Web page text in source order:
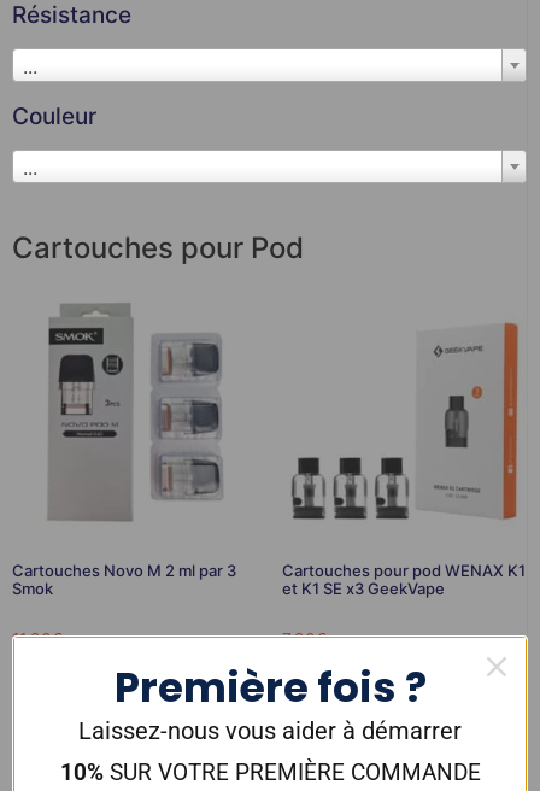
Résistance
...
Couleur
...
Cartouches pour Pod
Cartouches Novo M 2 ml par 3
Smok
11,90€
Choix des options
Cartouches pour pod WENAX K1
et K1 SE x3 GeekVape
7,90€
Ajouter au panier
Première fois ?
Laissez-nous vous aider à démarrer
10%SUR VOTRE PREMIÈRE COMMANDE